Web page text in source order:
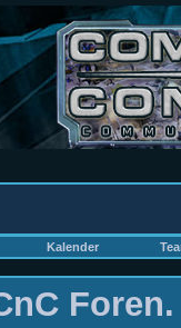
Kalender
Foren.